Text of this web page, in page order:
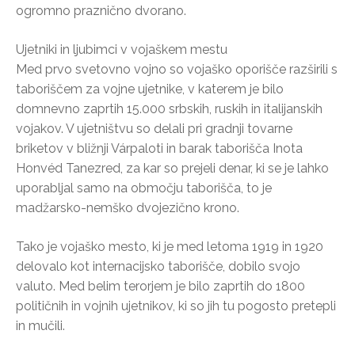
ogromno praznično dvorano.
Ujetniki in ljubimci v vojaškem mestu
Med prvo svetovno vojno so vojaško oporišče razširili s
taboriščem za vojne ujetnike, v katerem je bilo
domnevno zaprtih 15.000 srbskih, ruskih in italijanskih
vojakov. V ujetništvu so delali pri gradnji tovarne
briketov v bližnji Várpaloti in barak taborišča Inota
Honvéd Tanezred, za kar so prejeli denar, ki se je lahko
uporabljal samo na območju taborišča, to je
madžarsko-nemško dvojezično krono.
Tako je vojaško mesto, ki je med letoma 1919 in 1920
delovalo kot internacijsko taborišče, dobilo svojo
valuto. Med belim terorjem je bilo zaprtih do 1800
političnih in vojnih ujetnikov, ki so jih tu pogosto pretepli
in mučili.